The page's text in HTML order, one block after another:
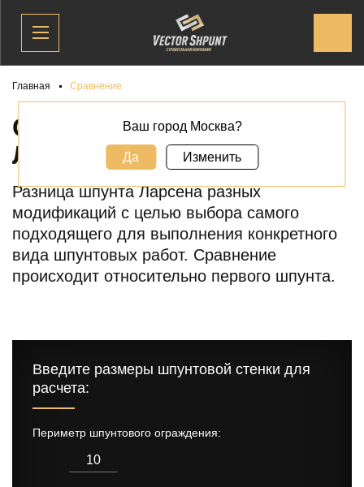
Главная Сравнение
СРАВНЕНИЕ ШПУНТА
ЛАРСЕНА
Разница шпунта Ларсена разных
модификаций с целью выбора самого
подходящего для выполнения конкретного
вида шпунтовых работ. Сравнение
происходит относительно первого шпунта.
Введите размеры шпунтовой стенки для
расчета:
Периметр шпунтового ограждения:
Ваш город Москва?
Да Изменить